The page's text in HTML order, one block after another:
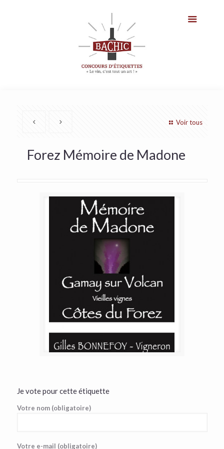
Voir tous
Forez Mémoire de Madone
Je vote pour cette étiquette
Votre nom (obligatoire)
Votre e-mail (obligatoire)